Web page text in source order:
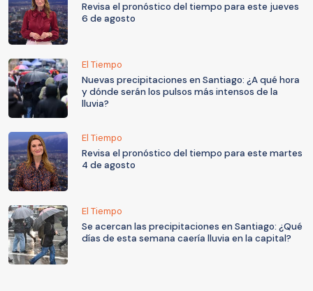
Revisa el pronóstico del tiempo para este jueves
6 de agosto
El Tiempo
Nuevas precipitaciones en Santiago: ¿A qué hora
y dónde serán los pulsos más intensos de la
lluvia?
El Tiempo
Revisa el pronóstico del tiempo para este martes
4 de agosto
El Tiempo
Se acercan las precipitaciones en Santiago: ¿Qué
días de esta semana caería lluvia en la capital?